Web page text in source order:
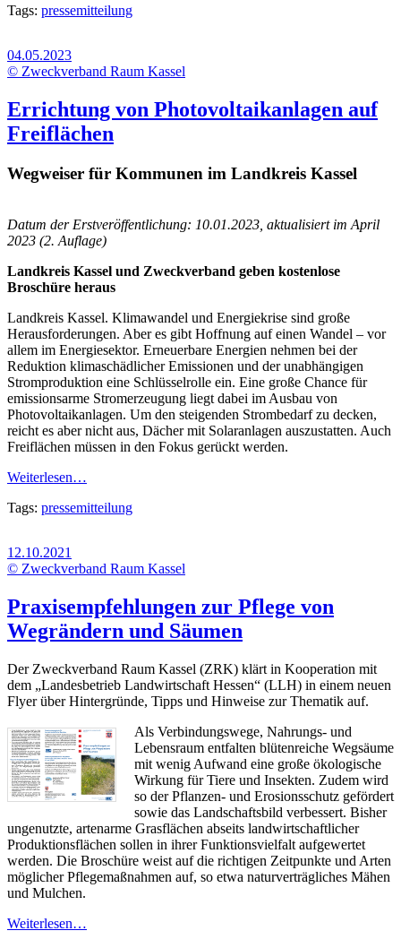
Tags: pressemitteilung
04.05.2023
© Zweckverband Raum Kassel
Errichtung von Photovoltaikanlagen auf
Freiflächen
Wegweiser für Kommunen im Landkreis Kassel
Datum der Erstveröffentlichung: 10.01.2023, aktualisiert im April
2023 (2. Auflage)
Landkreis Kassel und Zweckverband geben kostenlose
Broschüre heraus
Landkreis Kassel. Klimawandel und Energiekrise sind große
Herausforderungen. Aber es gibt Hoffnung auf einen Wandel – vor
allem im Energiesektor. Erneuerbare Energien nehmen bei der
Reduktion klimaschädlicher Emissionen und der unabhängigen
Stromproduktion eine Schlüsselrolle ein. Eine große Chance für
emissionsarme Stromerzeugung liegt dabei im Ausbau von
Photovoltaikanlagen. Um den steigenden Strombedarf zu decken,
reicht es aber nicht aus, Dächer mit Solaranlagen auszustatten. Auch
Freiflächen müssen in den Fokus gerückt werden.
Weiterlesen…
Tags: pressemitteilung
12.10.2021
© Zweckverband Raum Kassel
Praxisempfehlungen zur Pflege von
Wegrändern und Säumen
Der Zweckverband Raum Kassel (ZRK) klärt in Kooperation mit
dem „Landesbetrieb Landwirtschaft Hessen“ (LLH) in einem neuen
Flyer über Hintergründe, Tipps und Hinweise zur Thematik auf.
Als Verbindungswege, Nahrungs- und
Lebensraum entfalten blütenreiche Wegsäume
mit wenig Aufwand eine große ökologische
Wirkung für Tiere und Insekten. Zudem wird
so der Pflanzen- und Erosionsschutz gefördert
sowie das Landschaftsbild verbessert. Bisher
ungenutzte, artenarme Grasflächen abseits landwirtschaftlicher
Produktionsflächen sollen in ihrer Funktionsvielfalt aufgewertet
werden. Die Broschüre weist auf die richtigen Zeitpunkte und Arten
möglicher Pflegemaßnahmen auf, so etwa naturverträgliches Mähen
und Mulchen.
Weiterlesen…